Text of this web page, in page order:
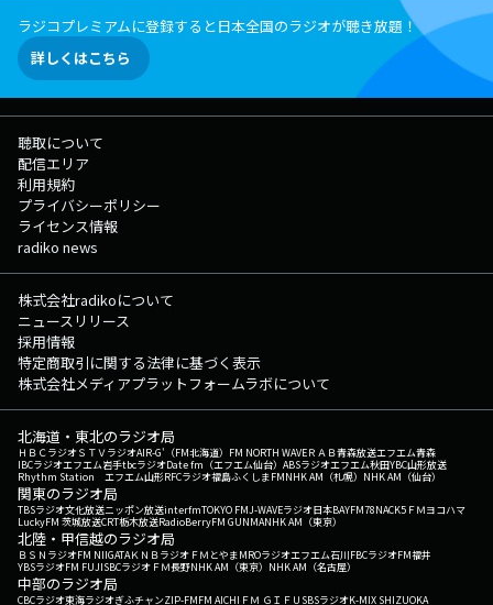
ラジコプレミアムに登録すると日本全国のラジオが聴き放題！
詳しくはこちら
聴取について
配信エリア
利用規約
プライバシーポリシー
ライセンス情報
radiko news
株式会社radikoについて
ニュースリリース
採用情報
特定商取引に関する法律に基づく表示
株式会社メディアプラットフォームラボについて
北海道・東北のラジオ局
ＨＢＣラジオＳＴＶラジオAIR-G'（FM北海道） FM NORTH WAVEＲＡＢ青森放送エフエム青森
IBCラジオエフエム岩手tbcラジオDate fm（エフエム仙台） ABSラジオエフエム秋田YBC山形放送
Rhythm Station エフエム山形RFCラジオ福島ふくしまFMNHK AM（札幌） NHK AM（仙台）
関東のラジオ局
TBSラジオ文化放送ニッポン放送interfmTOKYO FMJ-WAVEラジオ日本BAYFM78NACK5 ＦＭヨコハマ
LuckyFM 茨城放送CRT栃木放送RadioBerryFM GUNMANHK AM（東京）
北陸・甲信越のラジオ局
ＢＳＮラジオFM NIIGATAＫＮＢラジオ ＦＭとやまMROラジオエフエム石川FBCラジオFM福井
YBSラジオFM FUJISBCラジオ ＦＭ長野NHK AM（東京） NHK AM（名古屋）
中部のラジオ局
CBCラジオ東海ラジオぎふチャンZIP-FMFM AICHI ＦＭ ＧＩＦＵ SBSラジオK-MIX SHIZUOKA